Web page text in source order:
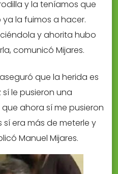
y la teníamos que
la fuimos a hacer.
y ahorita hubo
comunicó Mijares.
que la herida es
le pusieron una
que ahora sí me pusieron
sí era más de meterle y
Manuel Mijares.